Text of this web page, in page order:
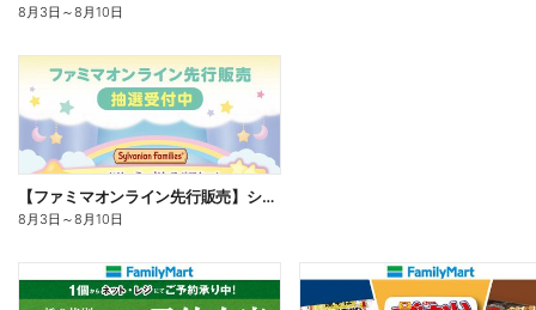
8月3日 ～8月10日
【ファミマオンライン先行販売】シルバニアファミリー
8月3日 ～8月10日